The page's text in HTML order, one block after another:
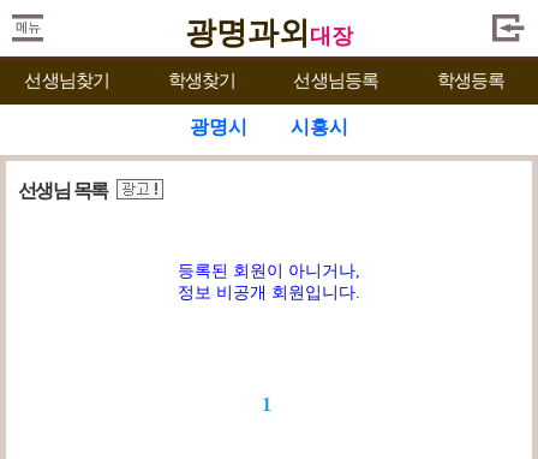
광명과외 대장
선생님찾기 학생찾기 선생님등록 학생등록
광명시 시흥시
선생님 목록
등록된 회원이 아니거나,
정보 비공개 회원입니다.
1